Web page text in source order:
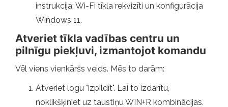
instrukcija: Wi-Fi tīkla rekvizīti un konfigurācija
Windows 11.
Atveriet tīkla vadības centru un
pilnīgu piekļuvi, izmantojot komandu
Vēl viens vienkāršs veids. Mēs to darām:
Atveriet logu "izpildīt". Lai to izdarītu,
noklikšķiniet uz taustiņu WIN+R kombinācijas.